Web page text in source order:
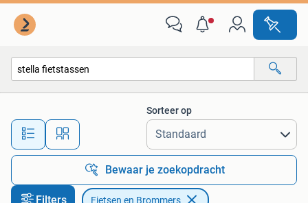
Alle afstanden…
Sorteer op
Bewaar je zoekopdracht
Filters Fietsen en Brommers